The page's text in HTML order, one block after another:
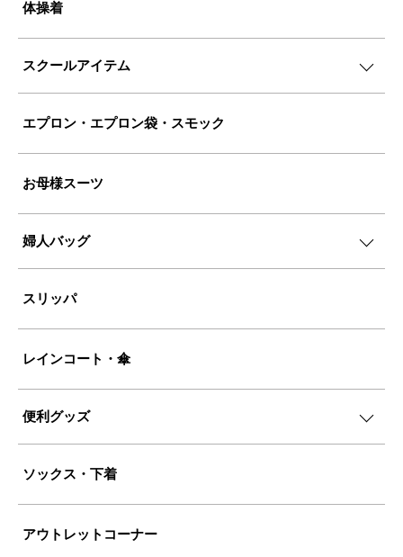
体操着
スクールアイテム
エプロン・エプロン袋・スモック
お母様スーツ
婦人バッグ
スリッパ
レインコート・傘
便利グッズ
ソックス・下着
アウトレットコーナー